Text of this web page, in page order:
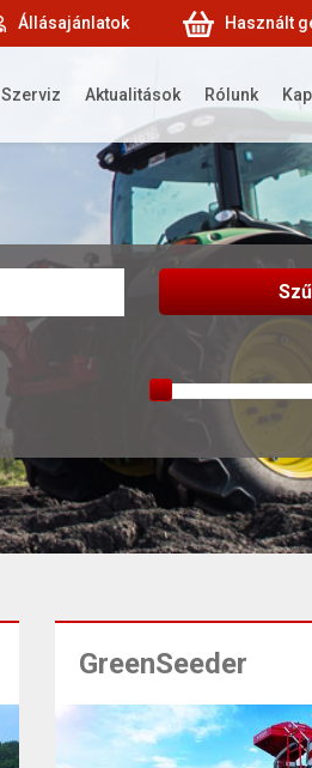
Állásajánlatok Használt
Szerviz Aktualitások Rólunk
GreenSeeder